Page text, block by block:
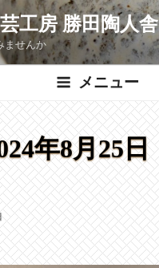
工房 勝田陶人舎
ませんか
メニュー
年8月25日